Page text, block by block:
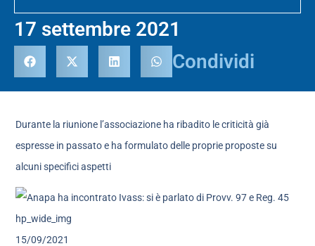
17 settembre 2021
Condividi
Durante la riunione l’associazione ha ribadito le criticità già
espresse in passato e ha formulato delle proprie proposte su
alcuni specifici aspetti
15/09/2021